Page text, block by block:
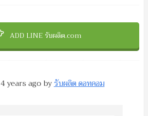
ADD LINE รับผลิต.com
4 years ago byรับผลิต ดอทคอม